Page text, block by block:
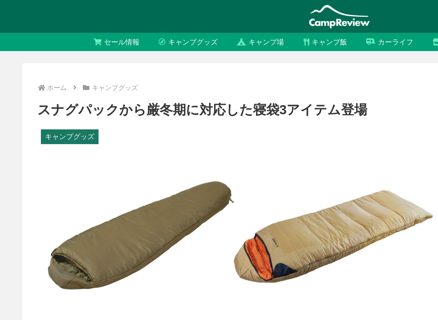
セール情報 キャンプグッズ キャンプ場 キャンプ飯 カーライフ
ホーム キャンプグッズ
スナグパックから厳冬期に対応した寝袋3アイテム登場
キャンプグッズ